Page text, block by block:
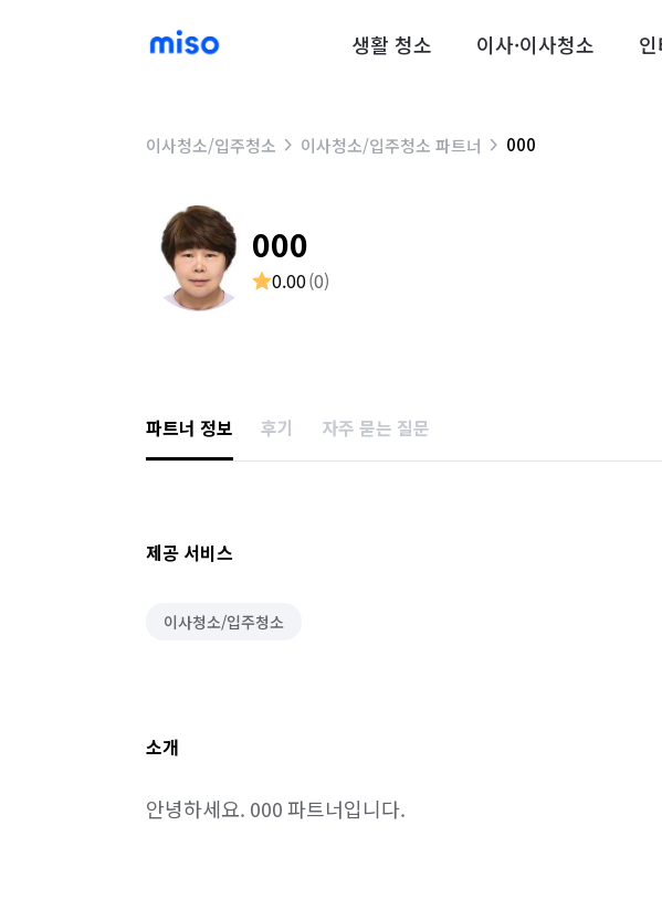
생활 청소 이사·이사청소
이사청소/입주청소 이사청소/입주청소 파트너 000
000
0.00(0)
파트너 정보 후기 자주 묻는 질문
제공 서비스
이사청소/입주청소
소개
안녕하세요. 000 파트너입니다.